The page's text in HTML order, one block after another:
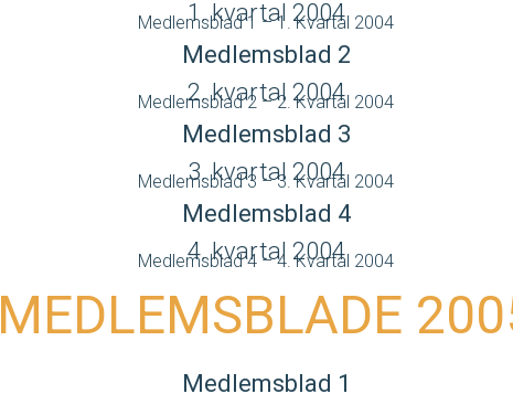
1. kvartal 2004
Medlemsblad 1 – 1. Kvartal 2004
Medlemsblad 2
2. kvartal 2004
Medlemsblad 2 – 2. Kvartal 2004
Medlemsblad 3
3. kvartal 2004
Medlemsblad 3 – 3. Kvartal 2004
Medlemsblad 4
4. kvartal 2004
Medlemsblad 4 – 4. Kvartal 2004
MEDLEMSBLADE
Medlemsblad 1